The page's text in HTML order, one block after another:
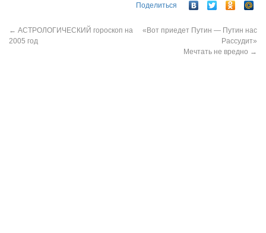
Поделиться
← АСТРОЛОГИЧЕСКИЙ гороскоп на
2005 год
«Вот приедет Путин — Путин нас
Рассудит»
Мечтать не вредно →